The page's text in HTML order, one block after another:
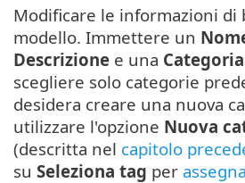
Modificare le informazioni di
modello. Immettere un
Descrizione e una Categoria
scegliere solo categorie
desidera creare una nuova
utilizzare l'opzione Nuova
(descritta nel capitolo
su Seleziona tag per